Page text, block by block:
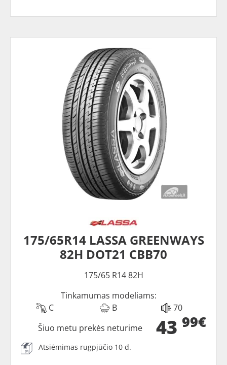
175/65R14 LASSA GREENWAYS
82H DOT21 CBB70
175/65 R14 82H
Tinkamumas modeliams:
C
B 70
43 99€
Šiuo metu prekės neturime
Atsiėmimas rugpjūčio 10 d.